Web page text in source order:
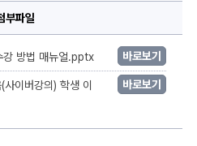
부파일
강 방법 매뉴얼.pptx 바로보기
이버강의) 학생 이
바로보기